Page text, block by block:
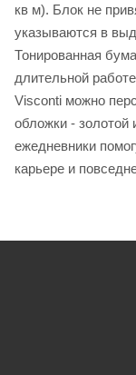
кв м). Блок не
указываются в
Тонированная
длительной
Visconti можно
обложки -
ежедневники
карьере и